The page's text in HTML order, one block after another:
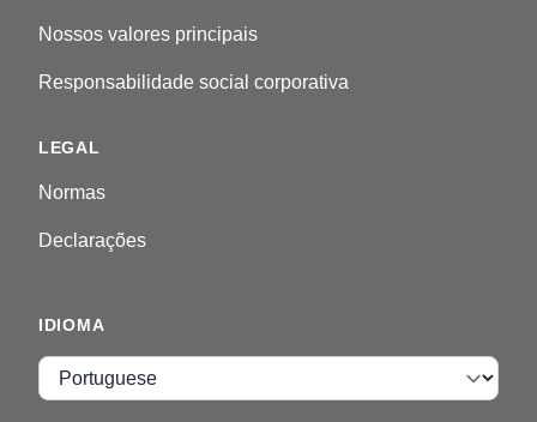
Nossos valores principais
Responsabilidade social corporativa
LEGAL
Normas
Declarações
IDIOMA
Idioma